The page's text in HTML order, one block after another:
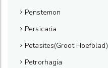
Penstemon
Persicaria
Petasites(Groot Hoefblad)
Petrorhagia